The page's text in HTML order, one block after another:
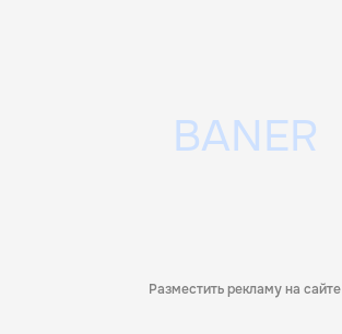
Разместить рекламу на сайте